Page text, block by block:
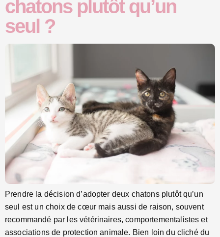
chatons plutôt qu’un
seul ?
Prendre la décision d’adopter deux chatons plutôt qu’un
seul est un choix de cœur mais aussi de raison, souvent
recommandé par les vétérinaires, comportementalistes et
associations de protection animale. Bien loin du cliché du